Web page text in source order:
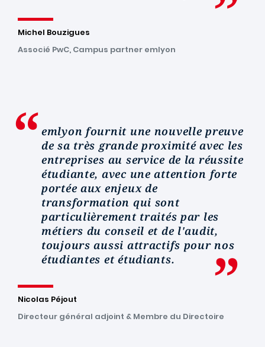
Michel Bouzigues
Associé PwC, Campus partner emlyon
emlyon fournit une nouvelle preuve
de sa très grande proximité avec les
entreprises au service de la réussite
étudiante, avec une attention forte
portée aux enjeux de
transformation qui sont
particulièrement traités par les
métiers du conseil et de l'audit,
toujours aussi attractifs pour nos
étudiantes et étudiants.
Nicolas Péjout
Directeur général adjoint & Membre du Directoire